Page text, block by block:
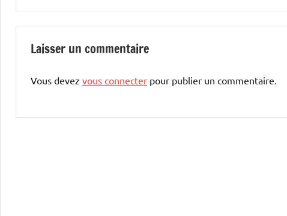
Laisser un commentaire
Vous devez vous connecter pour publier un commentaire.